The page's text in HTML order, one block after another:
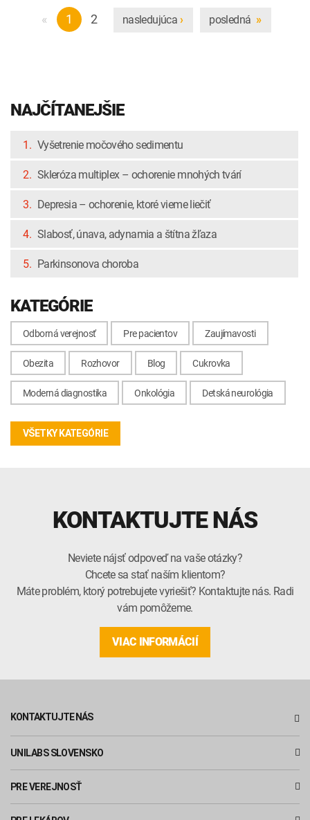
« 1 2 nasledujúca › posledná »
NAJČÍTANEJŠIE
1. Vyšetrenie močového sedimentu
2. Skleróza multiplex – ochorenie mnohých tvárí
3. Depresia – ochorenie, ktoré vieme liečiť
4. Slabosť, únava, adynamia a štítna žľaza
5. Parkinsonova choroba
KATEGÓRIE
Odborná verejnosť Pre pacientov Zaujímavosti
Obezita Rozhovor Blog Cukrovka
Moderná diagnostika Onkológia Detská neurológia
VŠETKY KATEGÓRIE
KONTAKTUJTE NÁS
Neviete nájsť odpoveď na vaše otázky?
Chcete sa stať naším klientom?
Máte problém, ktorý potrebujete vyriešiť? Kontaktujte nás. Radi
vám pomôžeme.
VIAC INFORMÁCIÍ
KONTAKTUJTE NÁS
UNILABS SLOVENSKO
PRE VEREJNOSŤ